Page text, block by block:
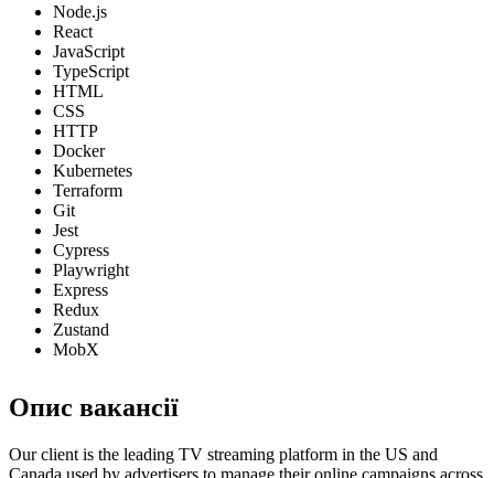
Node.js
React
JavaScript
TypeScript
HTML
CSS
HTTP
Docker
Kubernetes
Terraform
Git
Jest
Cypress
Playwright
Express
Redux
Zustand
MobX
Опис вакансії
Our client is the leading TV streaming platform in the US and
Canada used by advertisers to manage their online campaigns across